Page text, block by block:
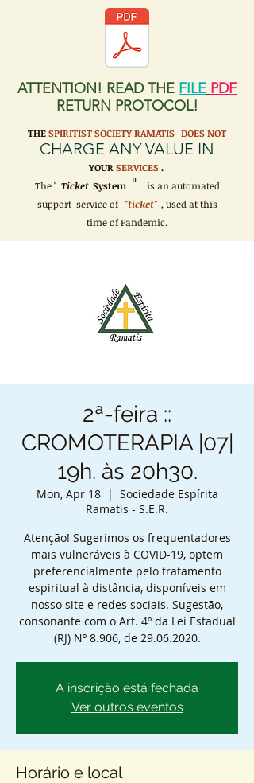
ATTENTION! READ THE FILE PDF
RETURN PROTOCOL!
THESPIRITIST SOCIETY RAMATIS DOES NOT
CHARGE ANY VALUE IN
YOUR SERVICES.
The " Ticket System"
is an automated
support service of "ticket" , used at this
time of Pandemic.
2ª-feira ::
CROMOTERAPIA |07|
19h. às 20h30.
Mon, Apr 18
  |
Sociedade Espírita
Ramatis - S.E.R.
Atenção! Sugerimos os frequentadores
mais vulneráveis à COVID-19, optem
preferencialmente pelo tratamento
espiritual à distância, disponíveis em
nosso site e redes sociais. Sugestão,
consonante com o Art. 4º da Lei Estadual
(RJ) Nº 8.906, de 29.06.2020.
A inscrição está fechada
Ver outros eventos
Horário e local